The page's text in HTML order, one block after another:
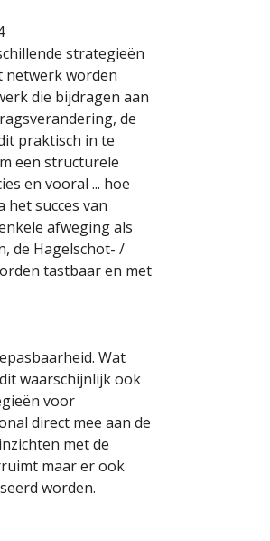
strategieën
netwerk worden
die bijdragen aan
de
praktisch in te
een structurele
en vooral ... hoe
succes van
afweging als
de Hagelschot- /
tastbaar en met
Wat
waarschijnlijk ook
voor
direct mee aan de
met de
maar er ook
worden.